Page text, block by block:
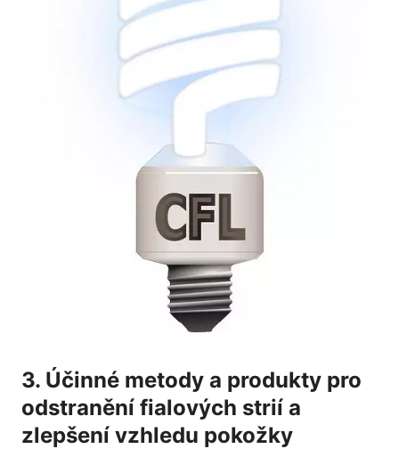
3. Účinné metody a produkty pro
odstranění ‍fialových strií a
zlepšení vzhledu pokožky